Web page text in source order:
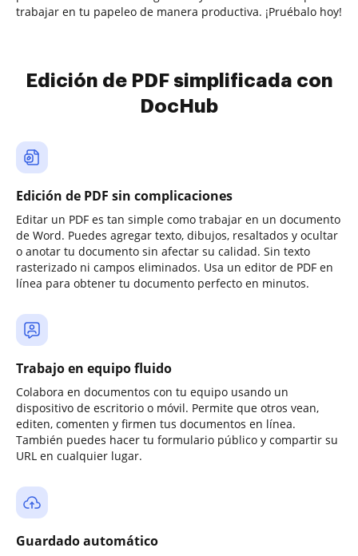
trabajar en tu papeleo de manera productiva. ¡Pruébalo hoy!
Edición de PDF simplificada con
DocHub
Edición de PDF sin complicaciones
Editar un PDF es tan simple como trabajar en un documento
de Word. Puedes agregar texto, dibujos, resaltados y ocultar
o anotar tu documento sin afectar su calidad. Sin texto
rasterizado ni campos eliminados. Usa un editor de PDF en
línea para obtener tu documento perfecto en minutos.
Trabajo en equipo fluido
Colabora en documentos con tu equipo usando un
dispositivo de escritorio o móvil. Permite que otros vean,
editen, comenten y firmen tus documentos en línea.
También puedes hacer tu formulario público y compartir su
URL en cualquier lugar.
Guardado automático